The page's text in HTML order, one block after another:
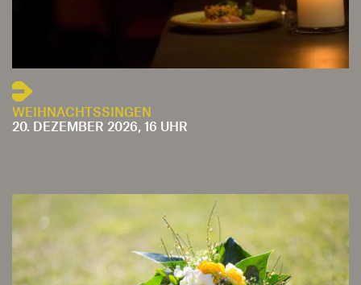
WEIHNACHTSSINGEN
20. DEZEMBER 2026, 16 UHR